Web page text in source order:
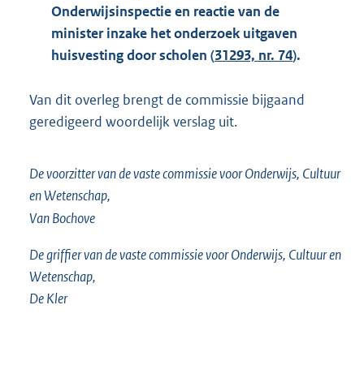
Onderwijsinspectie en reactie van de
minister inzake het onderzoek uitgaven
huisvesting door scholen (31293, nr. 74).
Van dit overleg brengt de commissie bijgaand
geredigeerd woordelijk verslag uit.
De voorzitter van de vaste commissie voor Onderwijs, Cultuur
en Wetenschap,
Van Bochove
De griffier van de vaste commissie voor Onderwijs, Cultuur en
Wetenschap,
De Kler